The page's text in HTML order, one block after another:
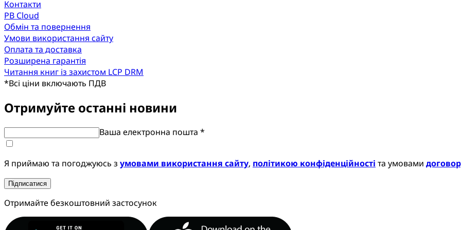
Контакти
PB Cloud
Обмін та повернення
Умови використання сайту
Оплата та доставка
Розширена гарантія
Читання книг із захистом LCP DRM
*Всі ціни включають ПДВ
Отримуйте останні новини
Ваша електронна пошта *
Я приймаю та погоджуюсь з умовами використання сайту, політикою конфіденційності та умовами
Підписатися
Отримайте безкоштовний застосунок